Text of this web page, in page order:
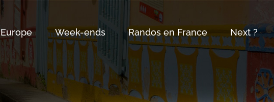
Europe Week-ends Randos en France Next ?